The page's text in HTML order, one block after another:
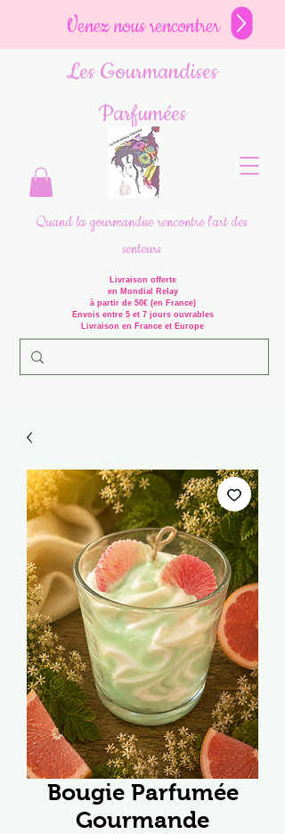
Venez nous rencontrer
Les Gourmandises
Parfumées
Livraison offerte
en Mondial Relay
à partir de 50€ (en France)
Envois entre 5 et 7 jours ouvrables
Livraison en France et Europe
Quand la gourmandise rencontre l'art des
senteurs
Bougie Parfumée
Gourmande